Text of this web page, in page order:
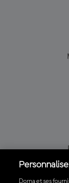
Dorna et ses